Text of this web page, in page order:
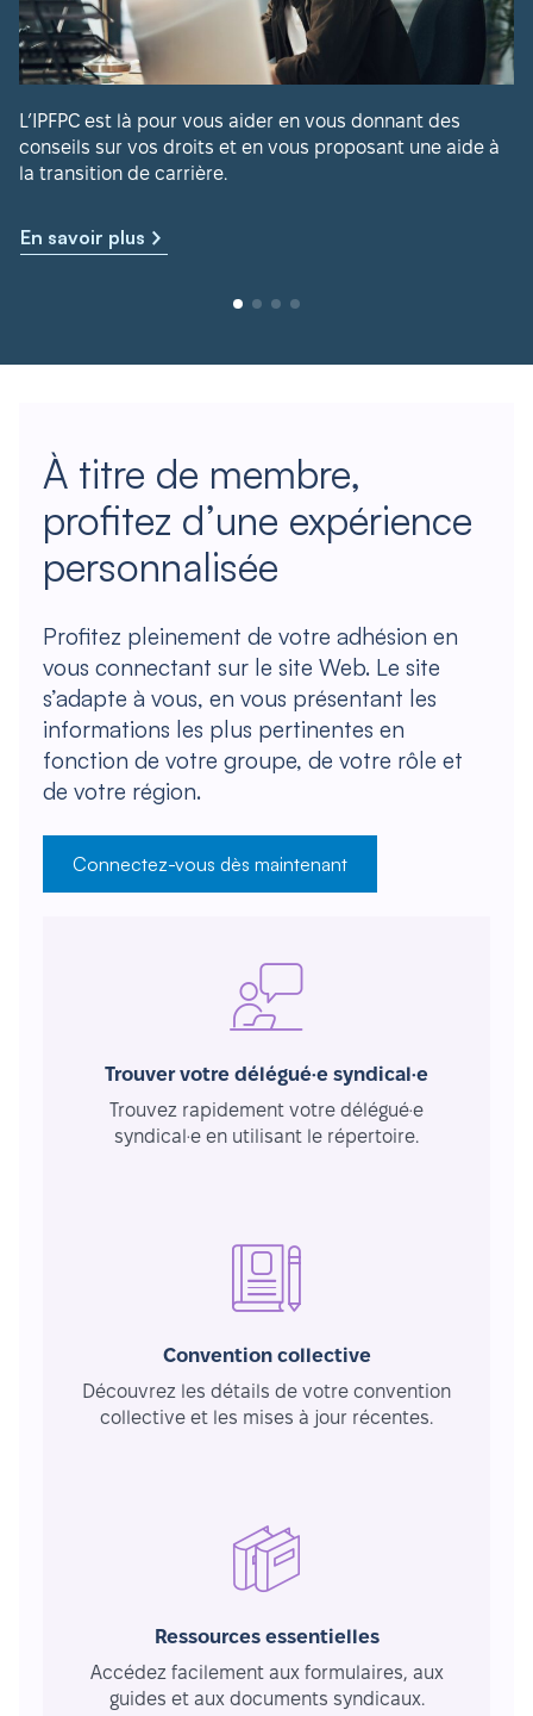
L’IPFPC est là pour vous aider en vous donnant des
conseils sur vos droits et en vous proposant une aide à
la transition de carrière.
En savoir plus
À titre de membre,
profitez d’une expérience
personnalisée
Profitez pleinement de votre adhésion en
vous connectant sur le site Web. Le site
s’adapte à vous, en vous présentant les
informations les plus pertinentes en
fonction de votre groupe, de votre rôle et
de votre région.
Connectez-vous dès maintenant
Trouver votre délégué·e syndical·e
Trouvez rapidement votre délégué·e
syndical·e en utilisant le répertoire.
Convention collective
Découvrez les détails de votre convention
collective et les mises à jour récentes.
Ressources essentielles
Accédez facilement aux formulaires, aux
guides et aux documents syndicaux.